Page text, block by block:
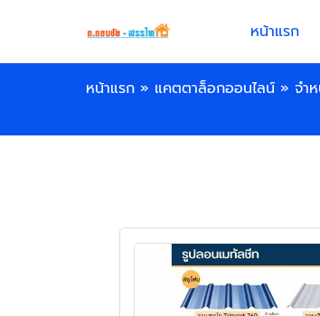
หน้าแรก
หน้าแรก » แคตตาล็อกออนไลน์ » จำ